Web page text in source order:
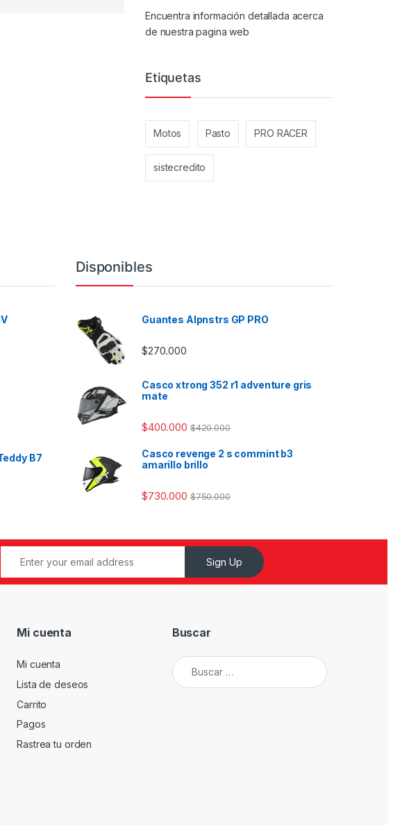
Encuentra información detallada acerca
de nuestra pagina web
Etiquetas
Motos Pasto PRO RACER
sistecredito
B7
Disponibles
Guantes Alpnstrs GP PRO
$270.000
Casco xtrong 352 r1 adventure gris
mate
$400.000 $420.000
Casco revenge 2 s commint b3
amarillo brillo
$730.000 $750.000
Sign Up
Mi cuenta
Mi cuenta
Lista de deseos
Carrito
Pagos
Rastrea tu orden
Buscar
Buscar: